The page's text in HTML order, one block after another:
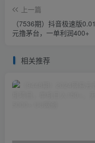
上一篇
（7536期）抖音极速版0.01
元撸茅台，一单利润400+
相关推荐